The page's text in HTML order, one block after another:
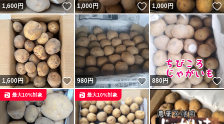
1,600円 いいね！
1,000円 いいね！
1,000円
1,600円 いいね！
980円 いいね！
880円
最大10%対象 最大10%対象